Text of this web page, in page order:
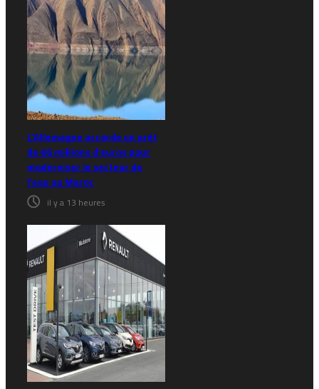
L’Allemagne accorde un prêt
de 66 millions d’euros pour
moderniser le secteur de
l’eau au Maroc
il y a 13 heures